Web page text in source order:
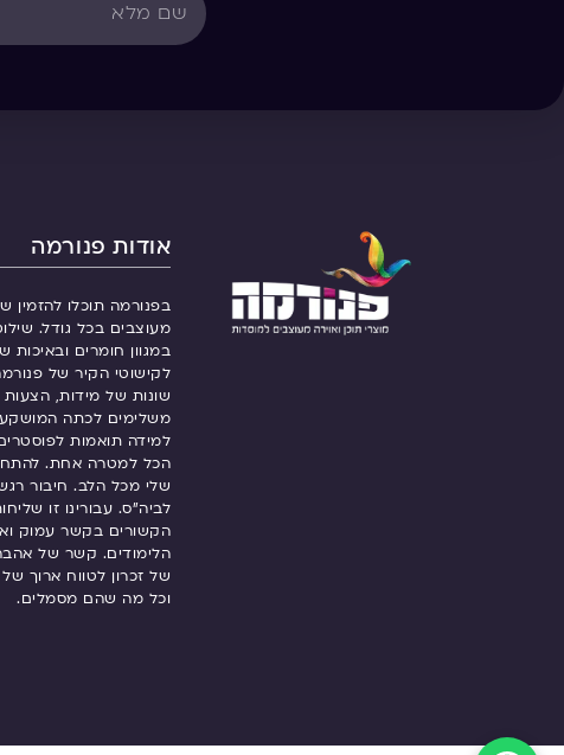
אודות פנורמה
בפנורמה תוכלו להזמין
מעוצבים בכל גודל.
במגוון חומרים ובאיכות
לקישוטי הקיר של
שונות של מידות, הצעות
משלימים לכתה
למידה תואמות
הכל למטרה אחת.
שלי מכל הלב. חיבור
לביה”ס. עבורינו זו
הקשורים בקשר עמוק
הלימודים. קשר של
של זכרון לטווח ארוך
וכל מה שהם מסמלים.